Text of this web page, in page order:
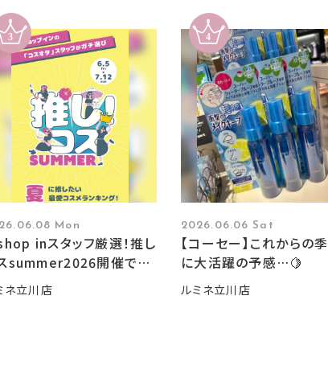
Mon
inスタッフ厳選！推し
summer2026開催です
ネ立川店
2026.06.06 Sat
【コーセー】これからの
に大活躍の予感…🍋
ルミネ立川店